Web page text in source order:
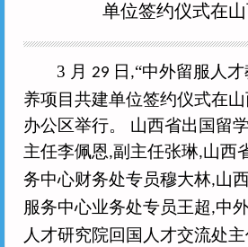
单位签约仪式在
3 月 29 日 ,“中外留服人
养项目共建单位签约仪式在
办公区举行。 山西省出国留
主任李佩恩,副主任张琳,山西
务中心财务处专员穆大林,山
服务中心业务处专员王超,中
人才研究院回国人才交流处